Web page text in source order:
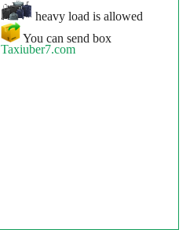
heavy load is allowed
You can send box
Taxiuber7.com